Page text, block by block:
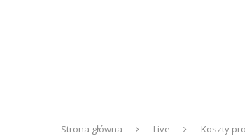
Strona główna Live Koszty